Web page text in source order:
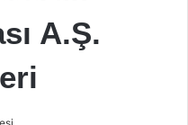
A.Ş.